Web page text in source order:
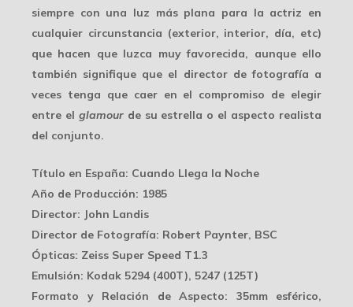
siempre con una luz más plana para la actriz en
cualquier circunstancia (exterior, interior, día, etc)
que hacen que luzca muy favorecida, aunque ello
también signifique que el director de fotografía a
veces tenga que caer en el compromiso de elegir
entre el glamourde su estrella o el aspecto realista
del conjunto.
Título en España: Cuando Llega la Noche
Año de Producción: 1985
Director: John Landis
Director de Fotografía: Robert Paynter, BSC
Ópticas: Zeiss Super Speed T1.3
Emulsión: Kodak 5294 (400T), 5247 (125T)
Formato y Relación de Aspecto: 35mm esférico,